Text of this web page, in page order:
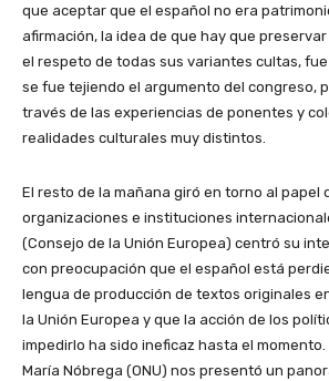
que aceptar que el español no era
afirmación, la idea de que hay que
el respeto de todas sus variantes cultas,
se fue tejiendo el argumento del congreso,
través de las experiencias de ponentes y
realidades culturales muy distintos.
El resto de la mañana giró en torno al papel
organizaciones e instituciones
(Consejo de la Unión Europea) centró su
con preocupación que el español está
lengua de producción de textos originales
la Unión Europea y que la acción de los
impedirlo ha sido ineficaz hasta el
María Nóbrega (ONU) nos presentó un